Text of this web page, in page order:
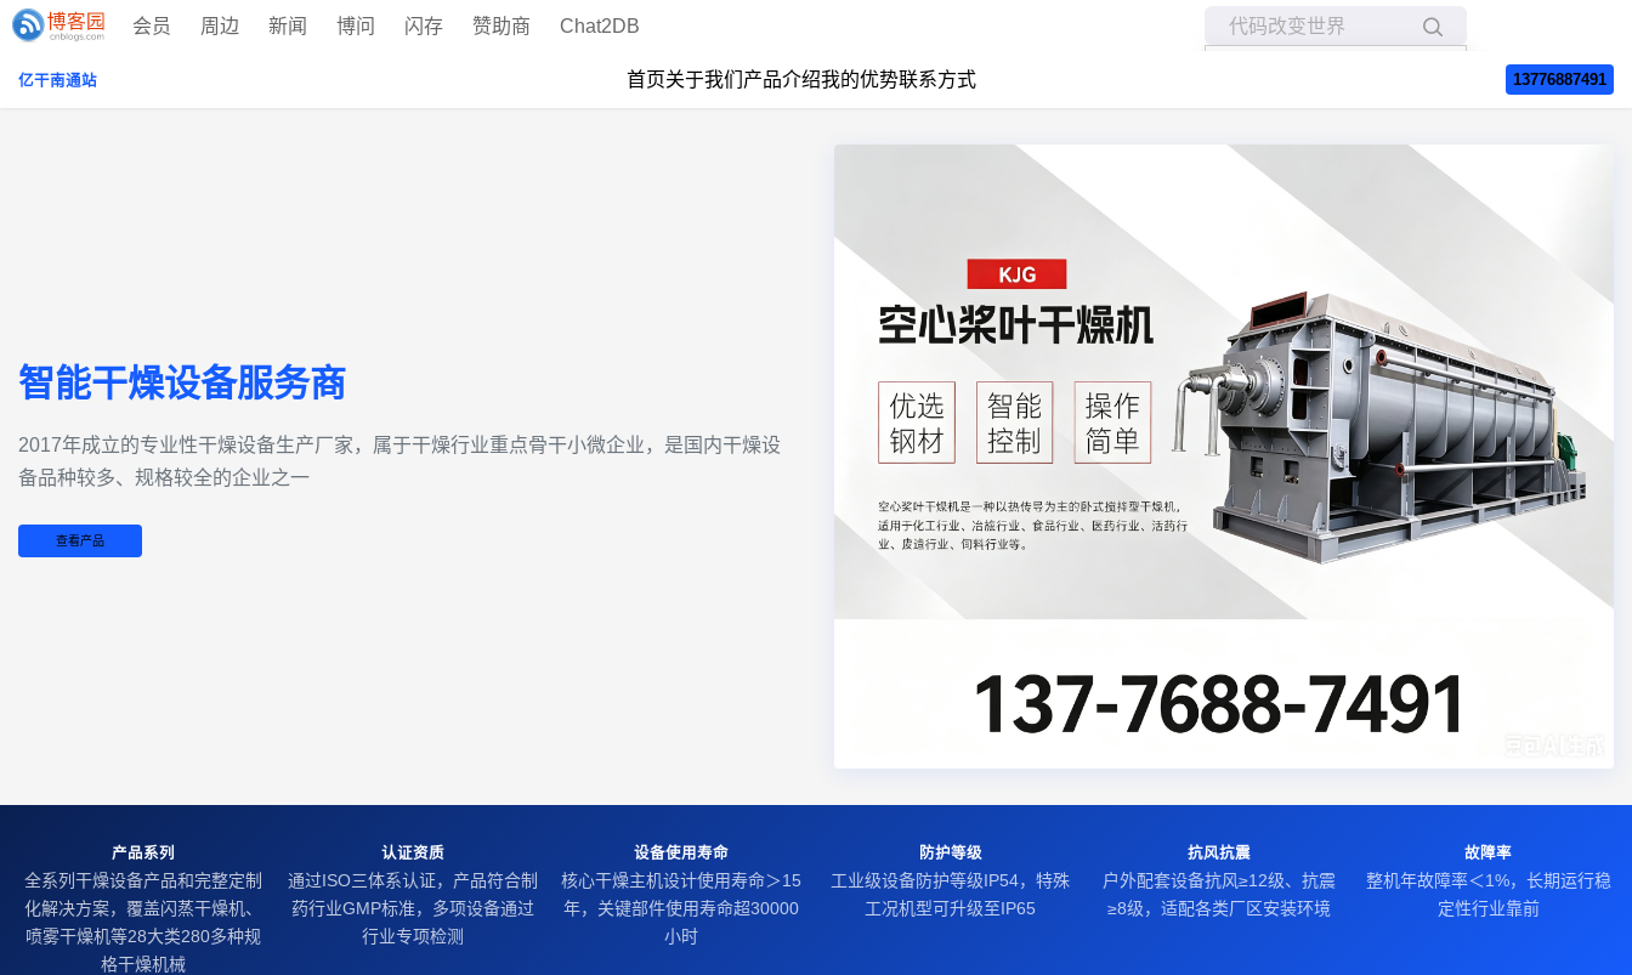
会员 周边 新闻 博问 闪存 赞助商 Chat2DB
亿干南通站 首页关于我们 产品介绍我的优势联系方式 13776887491
智能干燥设备服务商
2017年成立的‌专业性干燥设备生产厂家‌，属于干燥行业重点骨干小微企业，是国内干燥设
备品种较多、规格较全的企业之一
查看产品
产品系列
全系列干燥设备产品和完整定制
化解决方案，覆盖闪蒸干燥机、
喷雾干燥机等28大类280多种规
格干燥机械
认证资质
通过ISO三体系认证，产品符合制
药行业GMP标准，多项设备通过
行业专项检测
设备使用寿命
核心干燥主机设计使用寿命＞15
年，关键部件使用寿命超30000
小时
防护等级
工业级设备防护等级IP54，特殊
工况机型可升级至IP65
抗风抗震
户外配套设备抗风≥12级、抗震
≥8级，适配各类厂区安装环境
故障率
整机年故障率＜1%，长期运行稳
定性行业靠前